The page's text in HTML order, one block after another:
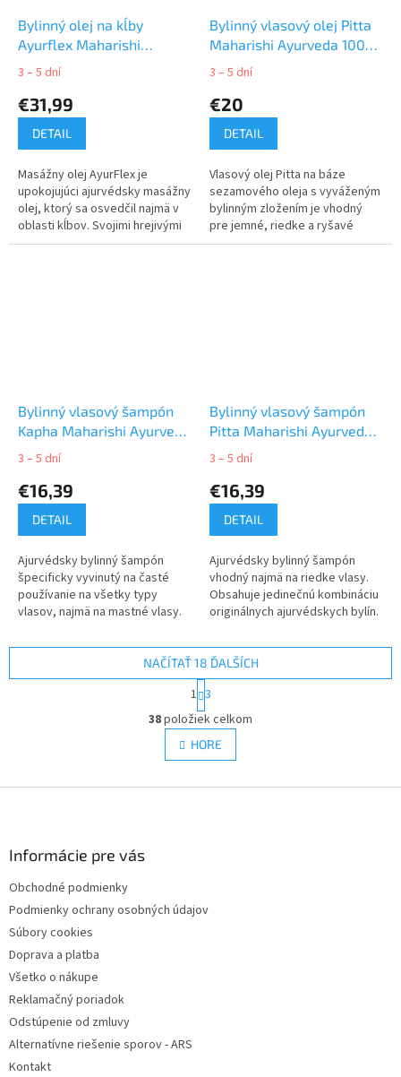
Bylinný olej na kĺby
Ayurflex Maharishi
Ayurveda 100ml
3 – 5 dní
€31,99
DETAIL
Masážny olej AyurFlex je
upokojujúci ajurvédsky masážny
olej, ktorý sa osvedčil najmä v
oblasti kĺbov. Svojimi hrejivými
vlastnosťami podporuje
Bylinný vlasový olej Pitta
Maharishi Ayurveda 100
ml
3 – 5 dní
€20
DETAIL
Vlasový olej Pitta na báze
sezamového oleja s vyváženým
bylinným zložením je vhodný
pre jemné, riedke a ryšavé
vlasy, ako aj citlivú pokožku
Bylinný vlasový šampón
Kapha Maharishi Ayurveda
200 ml
3 – 5 dní
€16,39
DETAIL
Ajurvédsky bylinný šampón
špecificky vyvinutý na časté
používanie na všetky typy
vlasov, najmä na mastné vlasy.
Bylinný vlasový šampón
Pitta Maharishi Ayurveda
200 ml
3 – 5 dní
€16,39
DETAIL
Ajurvédsky bylinný šampón
vhodný najmä na riedke vlasy.
Obsahuje jedinečnú kombináciu
originálnych ajurvédskych bylín.
O
v
l
á
k
NAČÍTAŤ 18 ĎALŠÍCH
S
t
r
á
n
k
v
1 3
38položiek celkom
HORE
Informácie pre vás
Obchodné podmienky
Podmienky ochrany osobných údajov
Súbory cookies
Doprava a platba
Všetko o nákupe
Reklamačný poriadok
Odstúpenie od zmluvy
Alternatívne riešenie sporov - ARS
Kontakt